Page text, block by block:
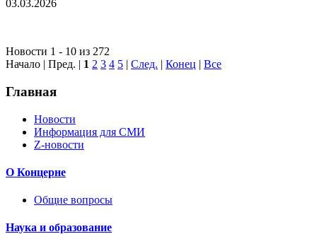
03.03.2026
Новости 1 - 10 из 272
Начало | Пред. | 1 2 3 4 5 | След. | Конец | Все
Главная
Новости
Информация для СМИ
Z-новости
О Концерне
Общие вопросы
Наука и образование